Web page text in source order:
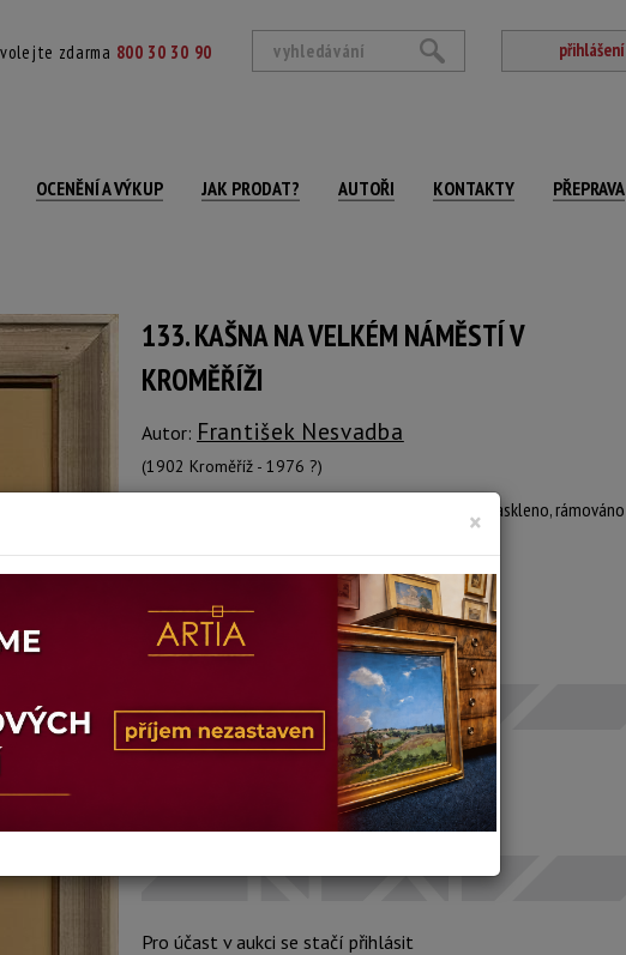
zdarma 800 30 30 90 přihlášení
OCENĚNÍ A VÝKUP JAK PRODAT? AUTOŘI KONTAKTY PŘEPRAVA
133. KAŠNA NA VELKÉM NÁMĚSTÍ V
KROMĚŘÍŽI
Autor: František Nesvadba
(1902 Kroměříž - 1976 ?)
datováno a signováno vpravo dole, paspartováno, zaskleno, rámováno
Šířka: 22 cm, výška: 33 cm, rámování: 57 x 43 cm
Konec dražby: 16.02.2026 20:33 SEČ
neprodáno
Vyvolávací cena: 1 000 Kč
Pro účast v aukci se stačí přihlásit
×